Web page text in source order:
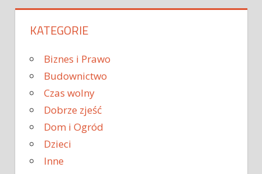
KATEGORIE
Biznes i Prawo
Budownictwo
Czas wolny
Dobrze zjeść
Dom i Ogród
Dzieci
Inne